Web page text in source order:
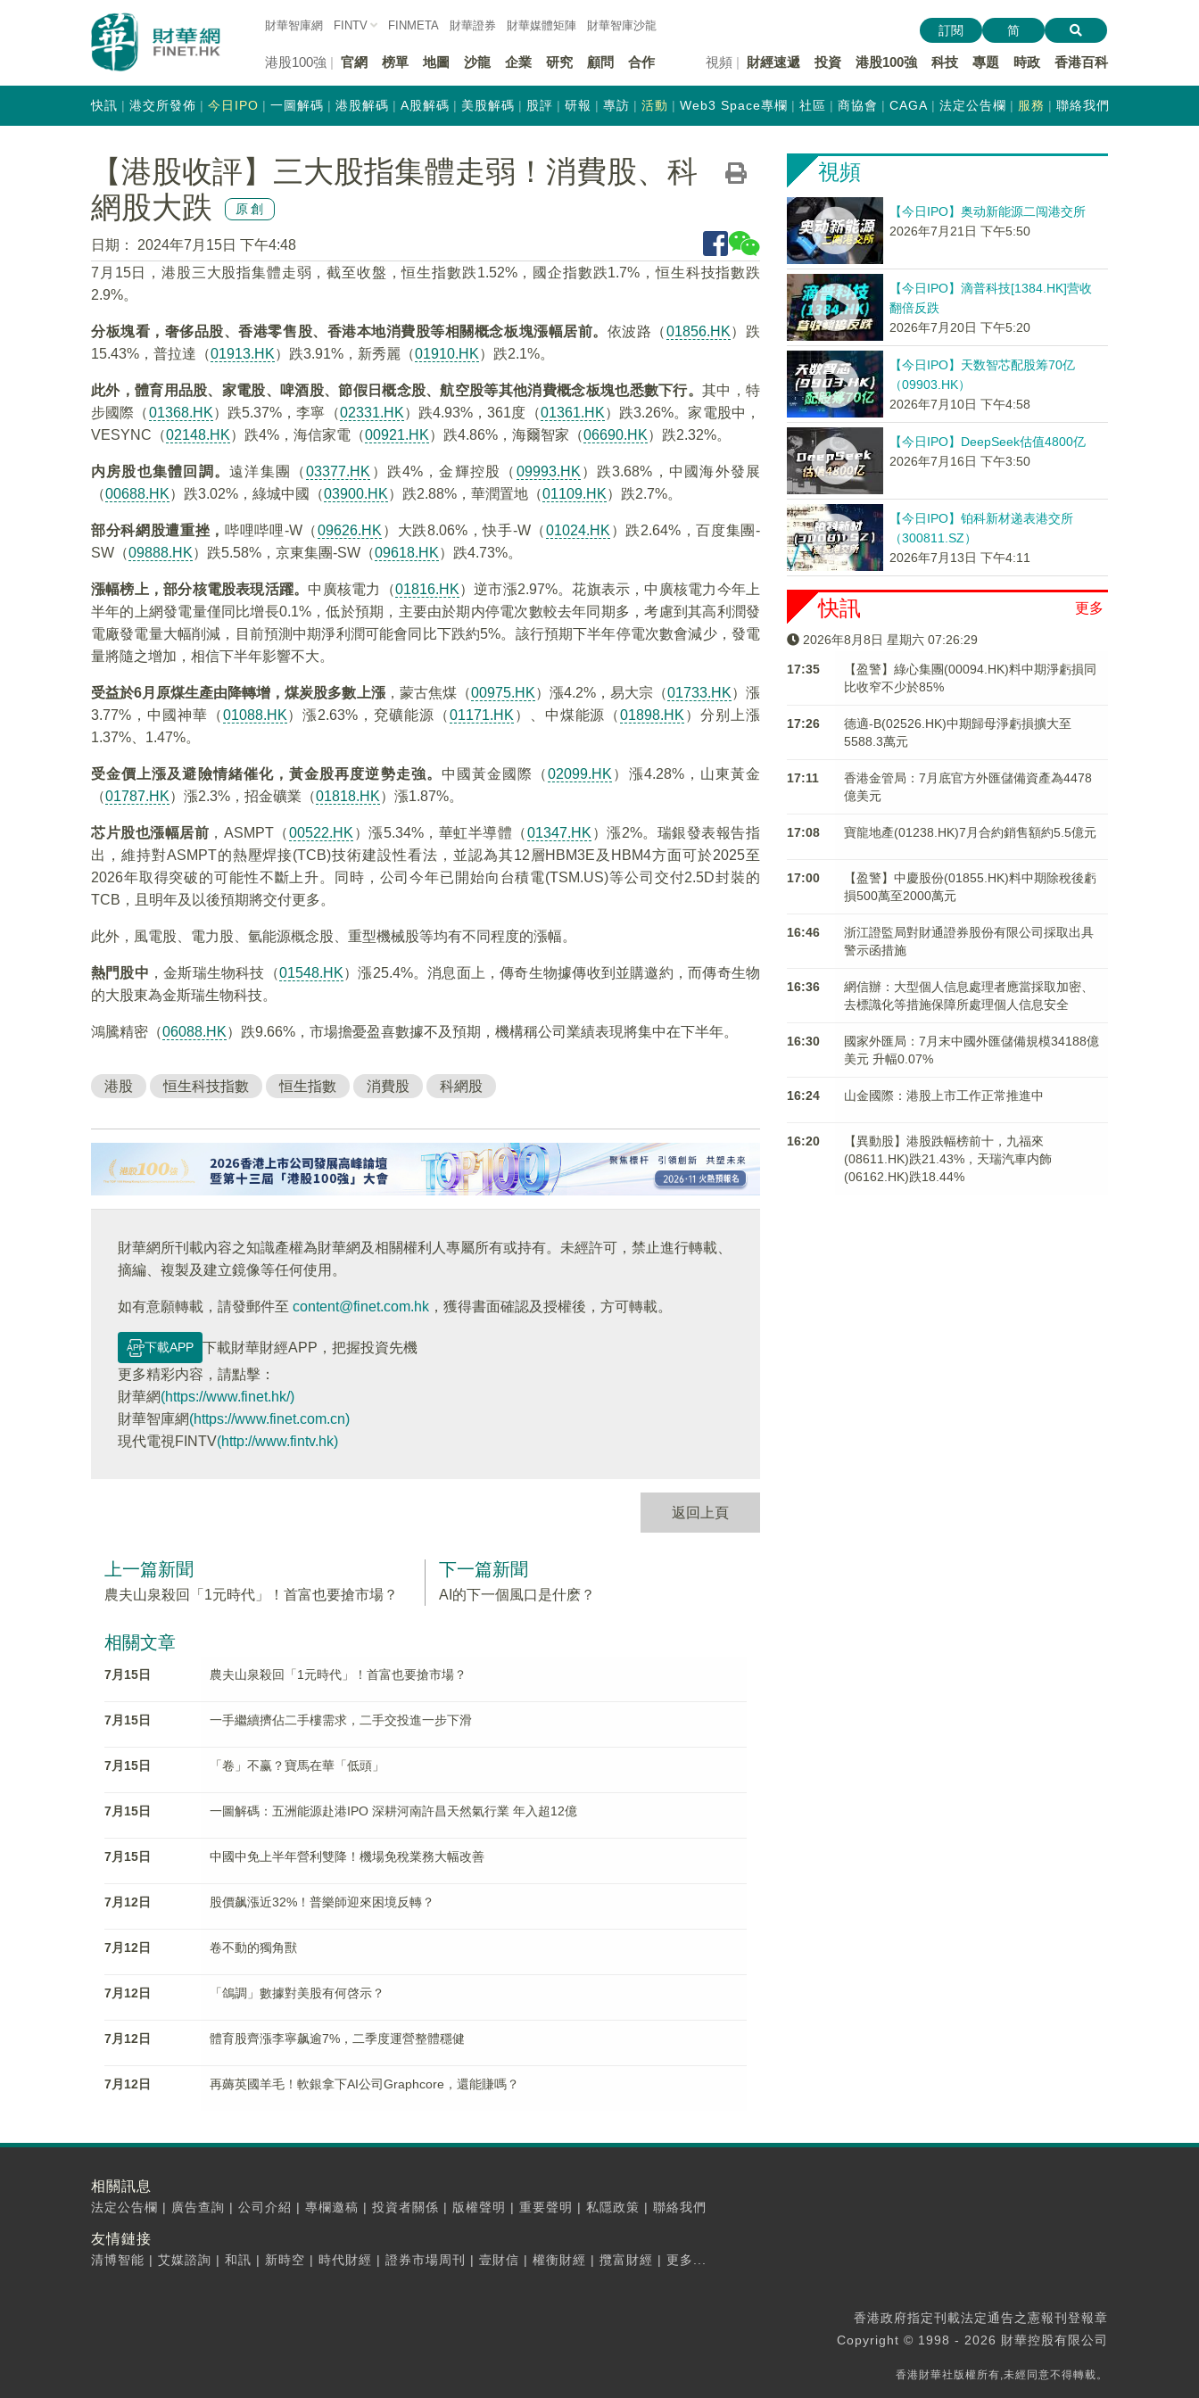
財華智庫網 FINTV FINMETA 財華證券 財華媒體矩陣 財華智庫沙龍
港股100強 官網 榜單 地圖 沙龍 企業 研究 顧問 合作 視頻 財經速遞 投資 港股100強 科技 專題 時政 香港百科
訂閱 简
快訊 港交所發佈 今日IPO 一圖解碼 港股解碼 A股解碼 美股解碼 股評 研報 專訪 活動 Web3 Space專欄 社區 商協會 CAGA 法定公告欄 服務 聯絡我們
【港股收評】三大股指集體走弱！消費股、科
網股大跌
原創
日期：
2024年7月15日 下午4:48
7月15日，港股三大股指集體走弱，截至收盤，恒生指數跌1.52%，國企指數跌1.7%，恒生科技指數跌
2.9%。
分板塊看，奢侈品股、香港零售股、香港本地消費股等相關概念板塊漲幅居前。 依波路（01856.HK）跌
15.43%，普拉達（01913.HK）跌3.91%，新秀麗（01910.HK）跌2.1%。
此外，體育用品股、家電股、啤酒股、節假日概念股、航空股等其他消費概念板塊也悉數下行。其中，特
步國際（01368.HK）跌5.37%，李寧（02331.HK）跌4.93%，361度（01361.HK）跌3.26%。家電股中，
VESYNC（02148.HK）跌4%，海信家電（00921.HK）跌4.86%，海爾智家（06690.HK）跌2.32%。
内房股也集體回調。遠洋集團（03377.HK ）跌4%，金輝控股（ 09993.HK ）跌3.68%，中國海外發展
（00688.HK）跌3.02%，綠城中國（03900.HK）跌2.88%，華潤置地（01109.HK）跌2.7%。
部分科網股遭重挫， 哔哩哔哩-W（09626.HK ）大跌8.06%，快手-W（01024.HK ）跌2.64%，百度集團-
SW（09888.HK）跌5.58%，京東集團-SW（09618.HK）跌4.73%。
漲幅榜上，部分核電股表現活躍。 中廣核電力（01816.HK）逆市漲2.97%。花旗表示，中廣核電力今年上
半年的上網發電量僅同比增長0.1%，低於預期，主要由於期内停電次數較去年同期多，考慮到其高利潤發
電廠發電量大幅削減，目前預測中期淨利潤可能會同比下跌約5%。該行預期下半年停電次數會減少，發電
量將隨之增加，相信下半年影響不大。
受益於6月原煤生產由降轉增，煤炭股多數上漲，蒙古焦煤（00975.HK）漲4.2%，易大宗（01733.HK）漲
3.77%，中國神華（01088.HK）漲2.63%，兗礦能源（01171.HK ）、中煤能源（01898.HK ）分别上漲
1.37%、1.47%。
受金價上漲及避險情緒催化，黃金股再度逆勢走強。 中國黃金國際（02099.HK ）漲4.28%，山東黃金
（01787.HK）漲2.3%，招金礦業（01818.HK）漲1.87%。
芯片股也漲幅居前 ，ASMPT（00522.HK ）漲5.34%，華虹半導體（01347.HK ）漲2%。瑞銀發表報告指
出，維持對ASMPT的熱壓焊接(TCB)技術建設性看法，並認為其12層HBM3E及HBM4方面可於2025至
2026年取得突破的可能性不斷上升。同時，公司今年已開始向台積電(TSM.US)等公司交付2.5D封裝的
TCB，且明年及以後預期將交付更多。
此外，風電股、電力股、氫能源概念股、重型機械股等均有不同程度的漲幅。
熱門股中 ，金斯瑞生物科技（01548.HK）漲25.4%。消息面上，傳奇生物據傳收到並購邀約，而傳奇生物
的大股東為金斯瑞生物科技。
鴻騰精密（06088.HK）跌9.66%，市場擔憂盈喜數據不及預期，機構稱公司業績表現將集中在下半年。
港股 恒生科技指數 恒生指數 消費股 科網股
財華網所刊載內容之知識產權為財華網及相關權利人專屬所有或持有。未經許可，禁止進行轉載、
摘編、複製及建立鏡像等任何使用。
如有意願轉載，請發郵件至 content@finet.com.hk ，獲得書面確認及授權後，方可轉載。
下載APP
下載財華財經APP，把握投資先機
更多精彩内容，請點擊：
財華網(https://www.finet.hk/)
財華智庫網(https://www.finet.com.cn)
現代電視FINTV(http://www.fintv.hk)
返回上頁
上一篇新聞
農夫山泉殺回「1元時代」！首富也要搶市場？
下一篇新聞
AI的下一個風口是什麽？
相關文章
7月15日 農夫山泉殺回「1元時代」！首富也要搶市場？
7月15日 一手繼續擠佔二手樓需求，二手交投進一步下滑
7月15日 「卷」不赢？寶馬在華「低頭」
7月15日 一圖解碼：五洲能源赴港IPO 深耕河南許昌天然氣行業 年入超12億
7月15日 中國中免上半年營利雙降！機場免稅業務大幅改善
7月12日 股價飙漲近32%！普樂師迎來困境反轉？
7月12日 卷不動的獨角獸
7月12日 「鴿調」數據對美股有何啓示？
7月12日 體育股齊漲李寧飙逾7%，二季度運營整體穩健
7月12日 再薅英國羊毛！軟銀拿下AI公司Graphcore，還能賺嗎？
視頻
【今日IPO】奥动新能源二闯港交所
2026年7月21日 下午5:50
【今日IPO】滴普科技[1384.HK]营收
翻倍反跌
2026年7月20日 下午5:20
【今日IPO】天数智芯配股筹70亿
（09903.HK）
2026年7月10日 下午4:58
【今日IPO】DeepSeek估值4800亿
2026年7月16日 下午3:50
【今日IPO】铂科新材递表港交所
（300811.SZ）
2026年7月13日 下午4:11
更多
快訊
2026年8月8日 星期六 07:26:29
17:35
【盈警】綠心集團(00094.HK)料中期淨虧損同
比收窄不少於85%
17:26
德適-B(02526.HK)中期歸母淨虧損擴大至
5588.3萬元
17:11
香港金管局：7月底官方外匯儲備資產為4478
億美元
17:08 寶龍地產(01238.HK)7月合約銷售額約5.5億元
17:00
【盈警】中慶股份(01855.HK)料中期除稅後虧
損500萬至2000萬元
16:46
浙江證監局對財通證券股份有限公司採取出具
警示函措施
16:36
網信辦：大型個人信息處理者應當採取加密、
去標識化等措施保障所處理個人信息安全
16:30
國家外匯局：7月末中國外匯儲備規模34188億
美元 升幅0.07%
16:24 山金國際：港股上市工作正常推進中
16:20
【異動股】港股跌幅榜前十，九福來
(08611.HK)跌21.43%，天瑞汽車内飾
(06162.HK)跌18.44%
相關訊息
法定公告欄 | 廣告查詢 | 公司介紹 | 專欄邀稿 | 投資者關係 | 版權聲明 | 重要聲明 | 私隱政策 | 聯絡我們
友情鏈接
清博智能 | 艾媒諮詢 | 和訊 | 新時空 | 時代財經 | 證券市場周刊 | 壹財信 | 權衡財經 | 攬富財經 | 更多...
香港政府指定刊載法定通告之憲報刊登報章
Copyright © 1998 - 2026 財華控股有限公司
香港財華社版權所有,未經同意不得轉載。